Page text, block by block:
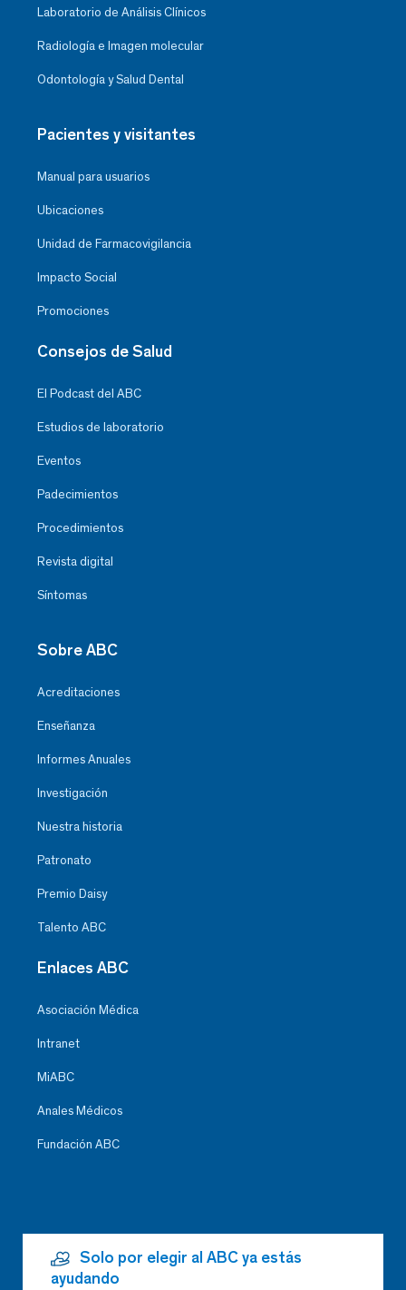
Laboratorio de Análisis Clínicos
Radiología e Imagen molecular
Odontología y Salud Dental
Pacientes y visitantes
Manual para usuarios
Ubicaciones
Unidad de Farmacovigilancia
Impacto Social
Promociones
Consejos de Salud
El Podcast del ABC
Estudios de laboratorio
Eventos
Padecimientos
Procedimientos
Revista digital
Síntomas
Sobre ABC
Acreditaciones
Enseñanza
Informes Anuales
Investigación
Nuestra historia
Patronato
Premio Daisy
Talento ABC
Enlaces ABC
Asociación Médica
Intranet
MiABC
Anales Médicos
Fundación ABC
Solo por elegir al ABC ya estás
ayudando